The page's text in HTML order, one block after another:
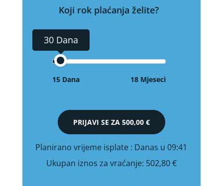
Koji rok plaćanja želite?
30 Dana
15 Dana 18 Mjeseci
PRIJAVI SE ZA 500,00 €
Planirano vrijeme isplate : Danas u 09:41
Ukupan iznos za vraćanje: 502,80 €